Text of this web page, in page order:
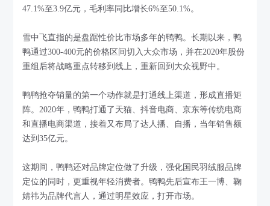
47.1%至3.9亿元，毛利率同比增长6%至50.1%。
雪中飞直指的是盘踞性价比市场多年的鸭鸭。长期以来，鸭
鸭通过300-400元的价格区间切入大众市场，并在2020年股份
重组后将战略重点转移到线上，重新回到大众视野中。
鸭鸭抢夺销量的第一个动作就是打通线上渠道，形成直播矩
阵。2020年，鸭鸭打通了天猫、抖音电商、京东等传统电商
和直播电商渠道，接着又布局了达人播、自播，当年销售额
达到35亿元。
这期间，鸭鸭还对品牌定位做了升级，强化国民羽绒服品牌
定位的同时，更重视年轻消费者。鸭鸭先后宣布王一博、鞠
婧祎为品牌代言人，通过明星效应，打开市场。